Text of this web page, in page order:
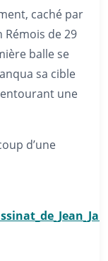
caché par
Rémois de 29
balle se
sa cible
une
d’une